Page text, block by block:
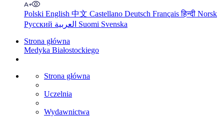
Polski English 中文 Castellano Deutsch Françaisहिन्दी Norsk
Русский
Suomi Svenska
Strona główna
Medyka Białostockiego
Strona główna
Uczelnia
Wydawnictwa